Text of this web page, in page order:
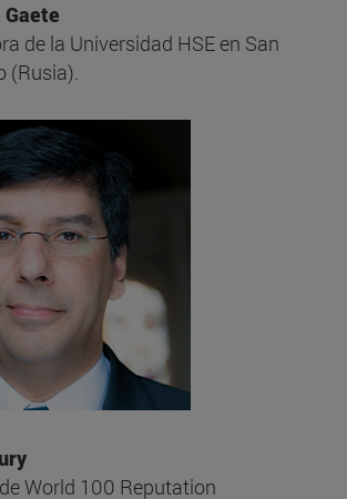
de la Universidad HSE en San
(Rusia).
World 100 Reputation